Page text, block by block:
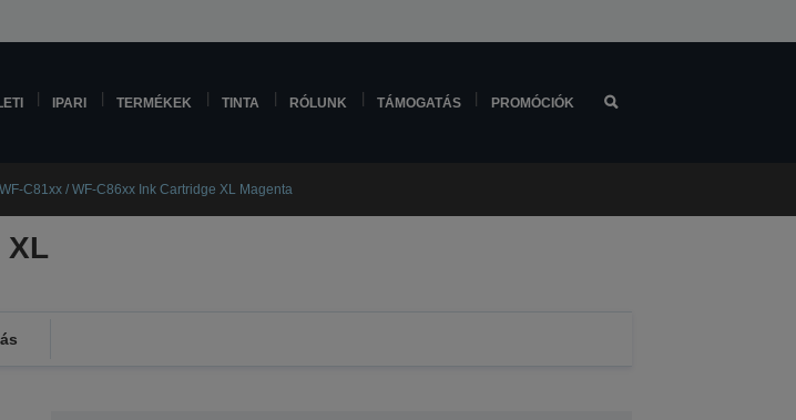
IPARI TERMÉKEK TINTA RÓLUNK TÁMOGATÁS PROMÓCIÓK
WF-C81xx / WF-C86xx Ink Cartridge XL Magenta
XL